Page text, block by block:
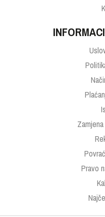
Pravo